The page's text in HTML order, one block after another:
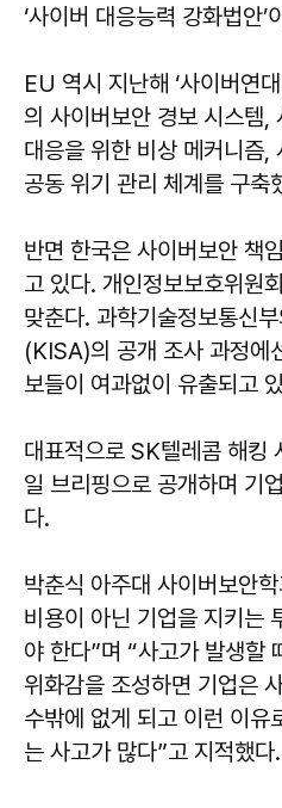
‘사이버 대응능력 강화법안’
EU 역시 지난해 ‘사이버연
의 사이버보안 경보 시스템,
대응을 위한 비상 메커니즘,
공동 위기 관리 체계를 구축
반면 한국은 사이버보안 책
고 있다. 개인정보보호위원
맞춘다. 과학기술정보통신
(KISA)의 공개 조사 과정에
보들이 여과없이 유출되고
대표적으로 SK텔레콤 해킹
일 브리핑으로 공개하며 기
다.
박춘식 아주대 사이버보안
비용이 아닌 기업을 지키는
야 한다”며 “사고가 발생할
위화감을 조성하면 기업은
수밖에 없게 되고 이런 이유
는 사고가 많다”고 지적했다.